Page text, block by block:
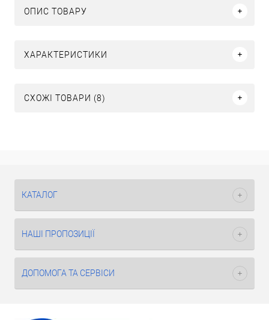
ОПИС ТОВАРУ
ХАРАКТЕРИСТИКИ
СХОЖІ ТОВАРИ (8)
КАТАЛОГ
НАШІ ПРОПОЗИЦІЇ
ДОПОМОГА ТА СЕРВІСИ